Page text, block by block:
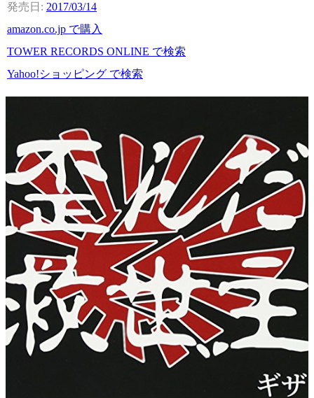
2017/03/14
amazon.co.jp で購入
TOWER RECORDS ONLINE で検索
Yahoo!ショッピング で検索